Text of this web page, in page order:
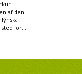
af den
sted for...